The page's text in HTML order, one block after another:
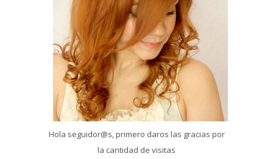
Hola seguidor@s, primero daros las gracias por
la cantidad de visitas